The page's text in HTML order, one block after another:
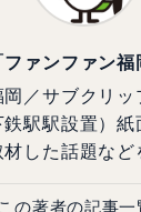
ァンファン福
岡／サブクリ
駅駅設置）紙
した話題など
この著者の記事一